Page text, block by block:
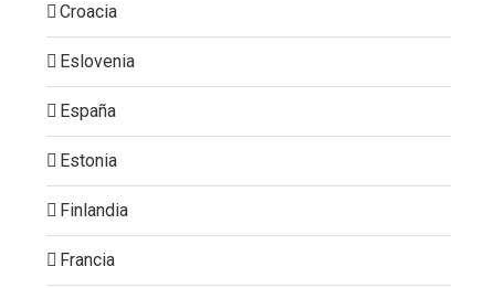
Croacia
Eslovenia
España
Estonia
Finlandia
Francia